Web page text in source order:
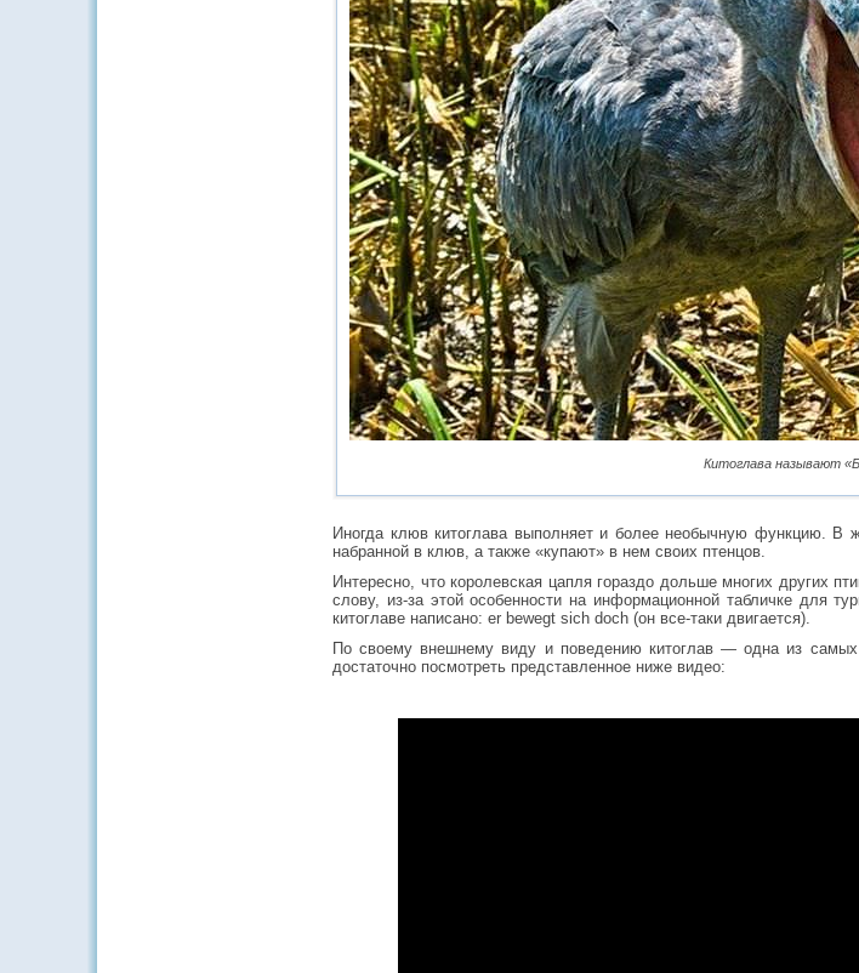
Китоглава называют
Иногда клюв китоглава выполняет и более необычную функцию. В
набранной в клюв, а также «купают» в нем своих птенцов.
Интересно, что королевская цапля гораздо дольше многих других
слову, из-за этой особенности на информационной табличке для
китоглаве написано: er bewegt sich doch (он все-таки двигается).
По своему внешнему виду и поведению китоглав — одна из
достаточно посмотреть представленное ниже видео: